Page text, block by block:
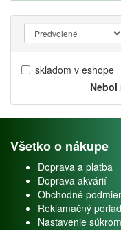
skladom v eshope
Nebol
Všetko o nákupe
Doprava a platba
Doprava akvárií
Obchodné
Reklamačný
Nastavenie